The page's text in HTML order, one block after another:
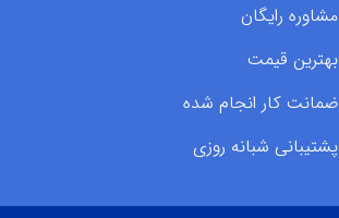
مشاوره رایگان
بهترین قیمت
ضمانت کار انجام شده
پشتیبانی شبانه روزی